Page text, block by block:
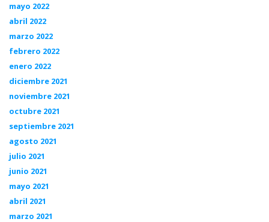
mayo 2022
abril 2022
marzo 2022
febrero 2022
enero 2022
diciembre 2021
noviembre 2021
octubre 2021
septiembre 2021
agosto 2021
julio 2021
junio 2021
mayo 2021
abril 2021
marzo 2021